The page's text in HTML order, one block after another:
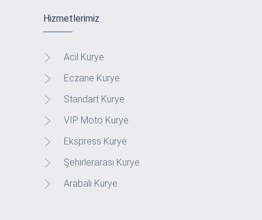
Hizmetlerimiz
Acil Kurye
Eczane Kurye
Standart Kurye
VIP Moto Kurye
Ekspress Kurye
Şehirlerarası Kurye
Arabalı Kurye